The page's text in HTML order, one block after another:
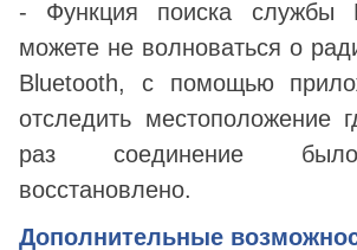
- Функция поиска службы
можете не волноваться о
Bluetooth, с помощью
отследить местоположение
раз соединение
восстановлено.
Дополнительные